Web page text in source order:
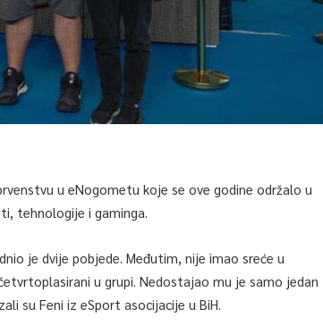
u eNogometu koje se ove godine održalo u
tehnologije i gaminga.
je dvije pobjede. Međutim, nije imao sreće u
u grupi. Nedostajao mu je samo jedan
su Feni iz eSport asocijacije u BiH.